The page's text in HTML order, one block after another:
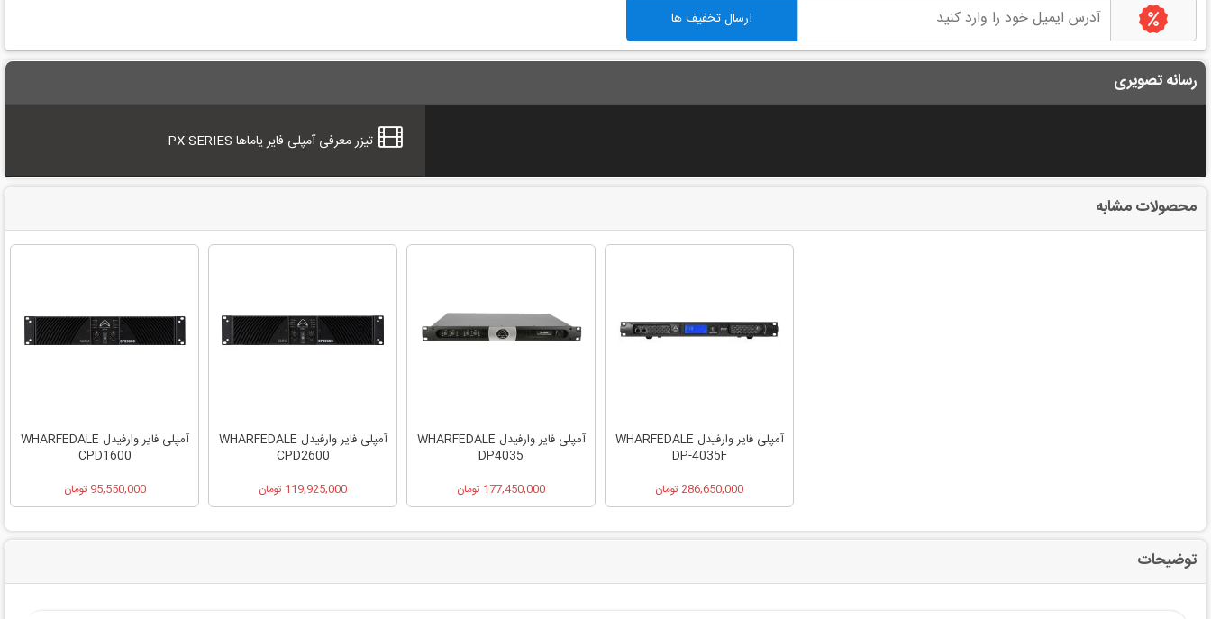
رسانه تصویری
تیزر معرفی آمپلی فایر یاماها PX SERIES
محصولات مشابه
آمپلی فایر وارفیدل WHARFEDALE
CPD1600
95,550,000 تومان
آمپلی فایر وارفیدل WHARFEDALE
CPD2600
119,925,000 تومان
آمپلی فایر وارفیدل WHARFEDALE
DP4035
177,450,000 تومان
آمپلی فایر وارفیدل WHARFEDALE
DP-4035F
286,650,000 تومان
توضیحات